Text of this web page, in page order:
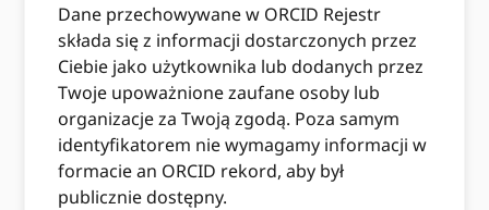
Dane przechowywane w ORCID Rejestr
składa się z informacji dostarczonych przez
Ciebie jako użytkownika lub dodanych przez
Twoje upoważnione zaufane osoby lub
organizacje za Twoją zgodą. Poza samym
identyfikatorem nie wymagamy informacji w
formacie an ORCID rekord, aby był
publicznie dostępny.